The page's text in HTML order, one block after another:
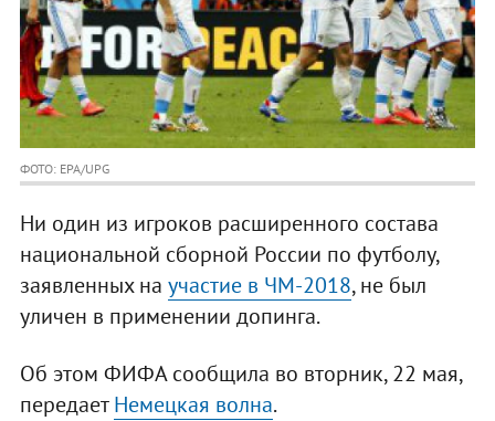
ФОТО: EPA/UPG
Ни один из игроков расширенного состава
национальной сборной России по футболу,
заявленных на участие в ЧМ-2018, не был
уличен в применении допинга.
Об этом ФИФА сообщила во вторник, 22 мая,
передаетНемецкая волна.